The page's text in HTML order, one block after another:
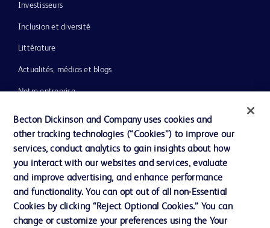
Investisseurs
Inclusion et diversité
Littérature
Actualités, médias et blogs
Notre entreprise
Assistance
Nous contacter
Préférences en matière de cookies
Becton Dickinson and Company uses cookies and
other tracking technologies (“Cookies”) to improve our
services, conduct analytics to gain insights about how
you interact with our websites and services, evaluate
and improve advertising, and enhance performance
and functionality. You can opt out of all non-Essential
Cookies by clicking “Reject Optional Cookies.” You can
change or customize your preferences using the Your